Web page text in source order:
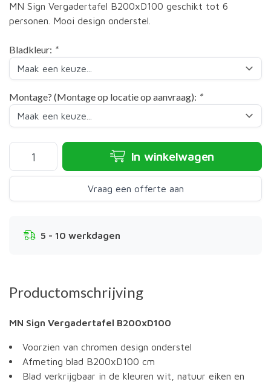
MN Sign Vergadertafel B200xD100 geschikt tot 6
personen. Mooi design onderstel.
Bladkleur: *
Montage? (Montage op locatie op aanvraag): *
In winkelwagen
Vraag een offerte aan
5 - 10 werkdagen
Productomschrijving
MN Sign Vergadertafel B200xD100
Voorzien van chromen design onderstel
Afmeting blad B200xD100 cm
Blad verkrijgbaar in de kleuren wit, natuur eiken en